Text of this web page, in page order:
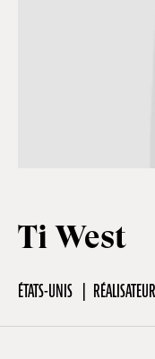
Scolaire
Presse / Pro
Ti West
ÉTATS-UNIS